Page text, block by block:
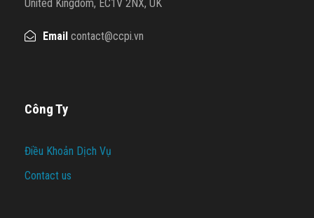
United Kingdom, EC1V 2NX, UK
Email contact@ccpi.vn
Công Ty
Điều Khoản Dịch Vụ
Contact us